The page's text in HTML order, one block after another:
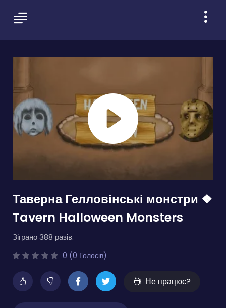
Таверна Гелловінські монстри ❖
Tavern Halloween Monsters
Зіграно 388 разів.
0 (0 Голосів)
Не працює?